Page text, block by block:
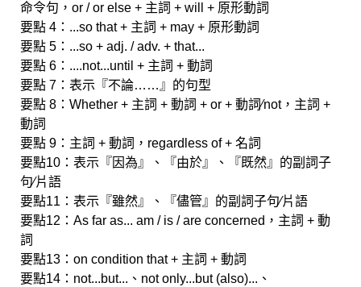
命令句，or / or else + 主詞 + will + 原形動詞
要點 4：...so that + 主詞 + may + 原形動詞
要點 5：...so + adj. / adv. + that...
要點 6：....not...until + 主詞 + 動詞
要點 7：表示『不論……』的句型
要點 8：Whether + 主詞 + 動詞 + or + 動詞∕not，主詞 +
動詞
要點 9：主詞 + 動詞，regardless of + 名詞
要點10：表示『因為』、『由於』、『既然』的副詞子
句∕片語
要點11：表示『雖然』、『儘管』的副詞子句∕片語
要點12：As far as... am / is / are concerned，主詞 + 動
詞
要點13：on condition that + 主詞 + 動詞
要點14：not...but...、not only...but (also)...、